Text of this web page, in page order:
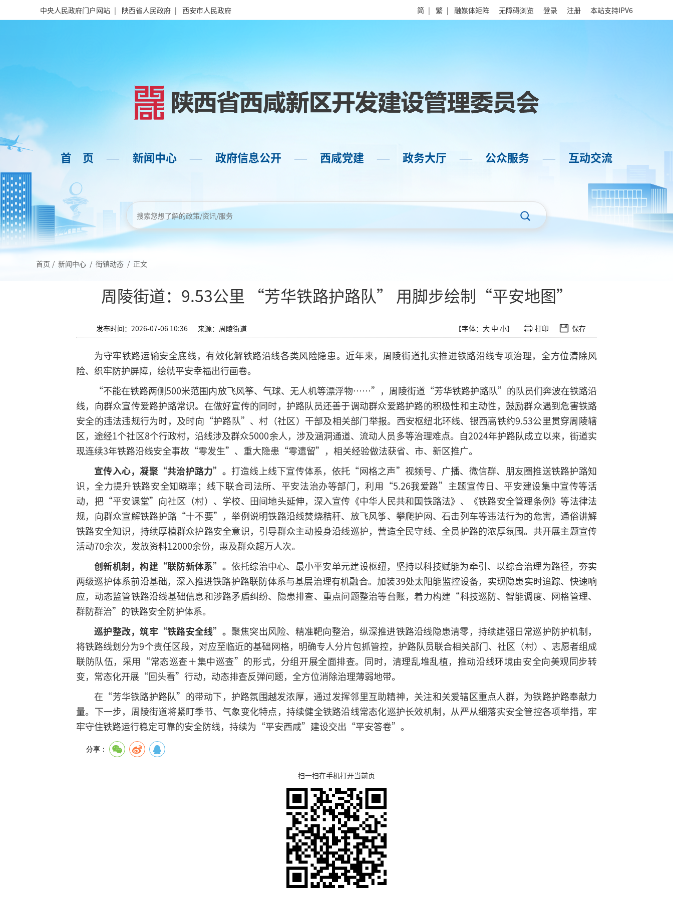
中央人民政府门户网站 | 陕西省人民政府 | 西安市人民政府 简 | 繁 | 融媒体矩阵 无障碍浏览 登录 注册 本站支持IPV6
首 页 —— 新闻中心 —— 政府信息公开 —— 西咸党建 —— 政务大厅 —— 公众服务 —— 互动交流
首页 / 新闻中心 / 街镇动态 / 正文
周陵街道：9.53公里 “芳华铁路护路队” 用脚步绘制“平安地图”
发布时间：2026-07-06 10:36 来源：周陵街道 【字体： 大 中 小】 打印 保存
为守牢铁路运输安全底线，有效化解铁路沿线各类风险隐患。近年来，周陵街道扎实推进铁路沿线专项治理，全方位清除风
险、织牢防护屏障，绘就平安幸福出行画卷。
“不能在铁路两侧500米范围内放飞风筝、气球、无人机等漂浮物……”，周陵街道“芳华铁路护路队”的队员们奔波在铁路沿
线，向群众宣传爱路护路常识。在做好宣传的同时，护路队员还善于调动群众爱路护路的积极性和主动性，鼓励群众遇到危害铁路
安全的违法违规行为时，及时向“护路队”、村（社区）干部及相关部门举报。西安枢纽北环线、银西高铁约9.53公里贯穿周陵辖
区，途经1个社区8个行政村，沿线涉及群众5000余人，涉及涵洞通道、流动人员多等治理难点。自2024年护路队成立以来，街道实
现连续3年铁路沿线安全事故“零发生”、重大隐患“零遗留”，相关经验做法获省、市、新区推广。
宣传入心，凝聚“共治护路力”。 打造线上线下宣传体系，依托“网格之声”视频号、广播、微信群、朋友圈推送铁路护路知
识，全力提升铁路安全知晓率；线下联合司法所、平安法治办等部门，利用“5.26我爱路”主题宣传日、平安建设集中宣传等活
动，把“平安课堂”向社区（村）、学校、田间地头延伸，深入宣传《中华人民共和国铁路法》、《铁路安全管理条例》等法律法
规，向群众宣解铁路护路“十不要”，举例说明铁路沿线焚烧秸秆、放飞风筝、攀爬护网、石击列车等违法行为的危害，通俗讲解
铁路安全知识，持续厚植群众护路安全意识，引导群众主动投身沿线巡护，营造全民守线、全员护路的浓厚氛围。共开展主题宣传
活动70余次，发放资料12000余份，惠及群众超万人次。
创新机制，构建“联防新体系”。 依托综治中心、最小平安单元建设枢纽，坚持以科技赋能为牵引、以综合治理为路径，夯实
两级巡护体系前沿基础，深入推进铁路护路联防体系与基层治理有机融合。加装39处太阳能监控设备，实现隐患实时追踪、快速响
应，动态监管铁路沿线基础信息和涉路矛盾纠纷、隐患排查、重点问题整治等台账，着力构建“科技巡防、智能调度、网格管理、
群防群治”的铁路安全防护体系。
巡护整改，筑牢“铁路安全线”。 聚焦突出风险、精准靶向整治，纵深推进铁路沿线隐患清零，持续建强日常巡护防护机制，
将铁路线划分为9个责任区段，对应至临近的基础网格，明确专人分片包抓管控，护路队员联合相关部门、社区（村）、志愿者组成
联防队伍，采用“常态巡查＋集中巡查”的形式，分组开展全面排查。同时，清理乱堆乱植，推动沿线环境由安全向美观同步转
变，常态化开展“回头看”行动，动态排查反弹问题，全方位消除治理薄弱地带。
在“芳华铁路护路队”的带动下，护路氛围越发浓厚，通过发挥邻里互助精神，关注和关爱辖区重点人群，为铁路护路奉献力
量。下一步，周陵街道将紧盯季节、气象变化特点，持续健全铁路沿线常态化巡护长效机制，从严从细落实安全管控各项举措，牢
牢守住铁路运行稳定可靠的安全防线，持续为“平安西咸”建设交出“平安答卷”。
分享：
扫一扫在手机打开当前页